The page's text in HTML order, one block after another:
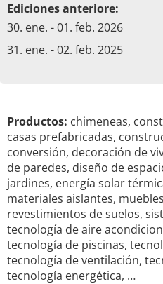
Ediciones anteriore:
30. ene. - 01. feb. 2026
31. ene. - 02. feb. 2025
Productos: chimeneas,
casas prefabricadas,
conversión, decoración de
de paredes, diseño de
jardines, energía solar
materiales aislantes,
revestimientos de suelos,
tecnología de aire
tecnología de piscinas,
tecnología de ventilación,
tecnología energética, …